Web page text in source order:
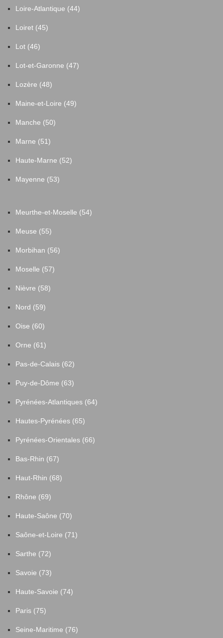
Loire-Atlantique (44)
Loiret (45)
Lot (46)
Lot-et-Garonne (47)
Lozère (48)
Maine-et-Loire (49)
Manche (50)
Marne (51)
Haute-Marne (52)
Mayenne (53)
Meurthe-et-Moselle (54)
Meuse (55)
Morbihan (56)
Moselle (57)
Nièvre (58)
Nord (59)
Oise (60)
Orne (61)
Pas-de-Calais (62)
Puy-de-Dôme (63)
Pyrénées-Atlantiques (64)
Hautes-Pyrénées (65)
Pyrénées-Orientales (66)
Bas-Rhin (67)
Haut-Rhin (68)
Rhône (69)
Haute-Saône (70)
Saône-et-Loire (71)
Sarthe (72)
Savoie (73)
Haute-Savoie (74)
Paris (75)
Seine-Maritime (76)